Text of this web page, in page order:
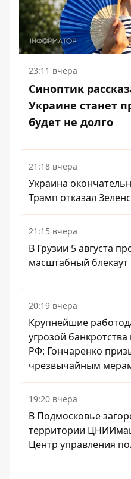
23:11 вчера
Синоптик
Украине станет
будет не долго
21:18 вчера
Украина
Трамп отказал
21:15 вчера
В Грузии 5 августа
масштабный блекаут
20:19 вчера
Крупнейшие
угрозой
РФ: Гончаренко
чрезвычайным
19:20 вчера
В Подмосковье
территории
Центр управления